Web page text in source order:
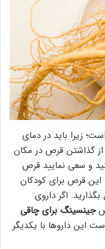
زیرا باید در دمای
بگیرد. از گذاشتن قرص در مکان
و سعی نمایید قرص
قرص برای کودکان
اگر داروی
جینسینگ برای چاقی
این داروها با یکدیگر